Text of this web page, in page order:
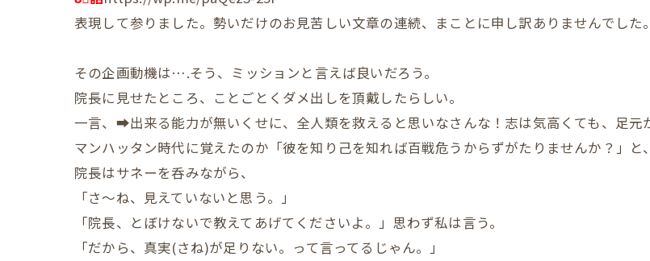
表現して参りました。勢いだけのお見苦しい文章の連続、まことに申し訳ありませんでした。
その企画動機は….そう、ミッションと言えば良いだろう。
院長に見せたところ、ことごとくダメ出しを頂戴したらしい。
一言、➡出来る能力が無いくせに、全人類を救えると思いなさんな！志は気高くても、足元
マンハッタン時代に覚えたのか「彼を知り己を知れば百戦危うからずがたりませんか？」と
院長はサネーを呑みながら、
「さ～ね、見えていないと思う。」
「院長、とぼけないで教えてあげてくださいよ。」思わず私は言う。
「だから、真実(さね)が足りない。って言ってるじゃん。」